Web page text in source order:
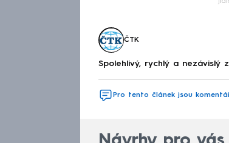
ČTK
Spolehlivý, rychlý a nezávislý
Pro tento článek jsou